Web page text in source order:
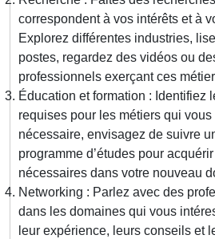
correspondent à vos intérêts et à
Explorez différentes industries,
postes, regardez des vidéos ou
professionnels exerçant ces
Éducation et formation : Identifiez
requises pour les métiers qui
nécessaire, envisagez de suivre
programme d’études pour
nécessaires dans votre nouveau
Networking : Parlez avec des
dans les domaines qui vous
leur expérience, leurs conseils et